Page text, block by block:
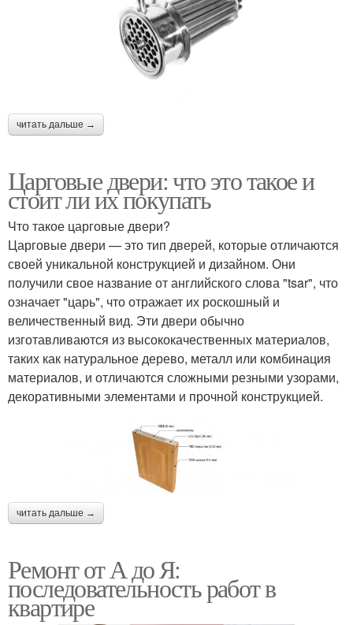
читать дальше →
Царговые двери: что это такое и
стоит ли их покупать
Что такое царговые двери?
Царговые двери — это тип дверей, которые отличаются
своей уникальной конструкцией и дизайном. Они
получили свое название от английского слова "tsar", что
означает "царь", что отражает их роскошный и
величественный вид. Эти двери обычно
изготавливаются из высококачественных материалов,
таких как натуральное дерево, металл или комбинация
материалов, и отличаются сложными резными узорами,
декоративными элементами и прочной конструкцией.
читать дальше →
Ремонт от А до Я:
последовательность работ в
квартире